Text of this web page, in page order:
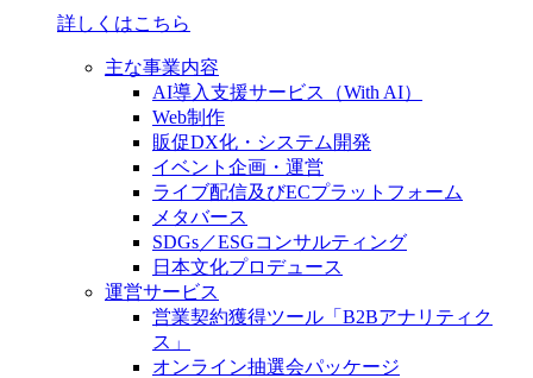
詳しくはこちら
主な事業内容
AI導入支援サービス（With AI）
Web制作
販促DX化・システム開発
イベント企画・運営
ライブ配信及びECプラットフォーム
メタバース
SDGs／ESGコンサルティング
日本文化プロデュース
運営サービス
営業契約獲得ツール「B2Bアナリティク
ス」
オンライン抽選会パッケージ